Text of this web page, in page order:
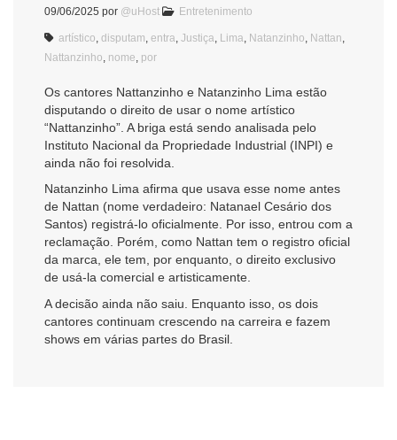
09/06/2025 por @uHost Entretenimento
artístico disputam entra Justiça Lima Natanzinho Nattan
Nattanzinho nome por
Os cantores Nattanzinho e Natanzinho Lima estão
disputando o direito de usar o nome artístico
“Nattanzinho”. A briga está sendo analisada pelo
Instituto Nacional da Propriedade Industrial (INPI) e
ainda não foi resolvida.
Natanzinho Lima afirma que usava esse nome antes
de Nattan (nome verdadeiro: Natanael Cesário dos
Santos) registrá-lo oficialmente. Por isso, entrou com a
reclamação. Porém, como Nattan tem o registro oficial
da marca, ele tem, por enquanto, o direito exclusivo
de usá-la comercial e artisticamente.
A decisão ainda não saiu. Enquanto isso, os dois
cantores continuam crescendo na carreira e fazem
shows em várias partes do Brasil.